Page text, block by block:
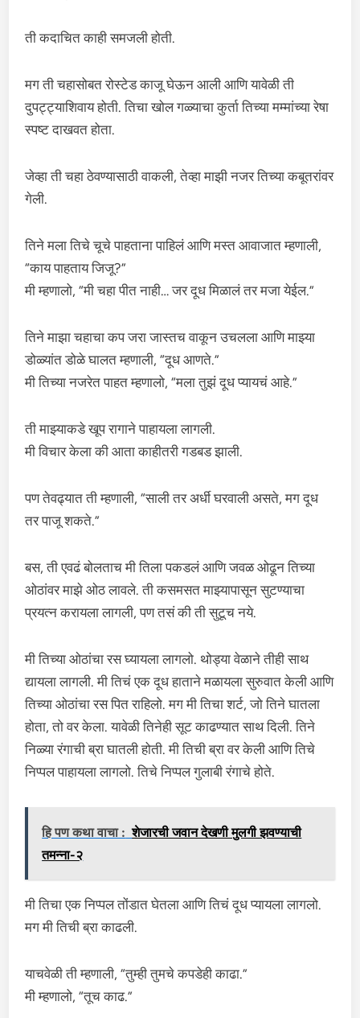
ती कदाचित काही समजली होती.
मग ती चहासोबत रोस्टेड काजू घेऊन आली आणि यावेळी ती
दुपट्ट्याशिवाय होती. तिचा खोल गळ्याचा कुर्ता तिच्या मम्मांच्या रेषा
स्पष्ट दाखवत होता.
जेव्हा ती चहा ठेवण्यासाठी वाकली, तेव्हा माझी नजर तिच्या कबूतरांवर
गेली.
तिने मला तिचे चूचे पाहताना पाहिलं आणि मस्त आवाजात म्हणाली,
“काय पाहताय जिजू?”
मी म्हणालो, “मी चहा पीत नाही… जर दूध मिळालं तर मजा येईल.”
तिने माझा चहाचा कप जरा जास्तच वाकून उचलला आणि माझ्या
डोळ्यांत डोळे घालत म्हणाली, “दूध आणते.”
मी तिच्या नजरेत पाहत म्हणालो, “मला तुझं दूध प्यायचं आहे.”
ती माझ्याकडे खूप रागाने पाहायला लागली.
मी विचार केला की आता काहीतरी गडबड झाली.
पण तेवढ्यात ती म्हणाली, “साली तर अर्धी घरवाली असते, मग दूध
तर पाजू शकते.”
बस, ती एवढं बोलताच मी तिला पकडलं आणि जवळ ओढून तिच्या
ओठांवर माझे ओठ लावले. ती कसमसत माझ्यापासून सुटण्याचा
प्रयत्न करायला लागली, पण तसं की ती सुटूच नये.
मी तिच्या ओठांचा रस घ्यायला लागलो. थोड्या वेळाने तीही साथ
द्यायला लागली. मी तिचं एक दूध हाताने मळायला सुरुवात केली आणि
तिच्या ओठांचा रस पित राहिलो. मग मी तिचा शर्ट, जो तिने घातला
होता, तो वर केला. यावेळी तिनेही सूट काढण्यात साथ दिली. तिने
निळ्या रंगाची ब्रा घातली होती. मी तिची ब्रा वर केली आणि तिचे
निप्पल पाहायला लागलो. तिचे निप्पल गुलाबी रंगाचे होते.
हि पण कथा वाचा : शेजारची जवान देखणी मुलगी झवण्याची
तमन्ना-२
मी तिचा एक निप्पल तोंडात घेतला आणि तिचं दूध प्यायला लागलो.
मग मी तिची ब्रा काढली.
याचवेळी ती म्हणाली, “तुम्ही तुमचे कपडेही काढा.”
मी म्हणालो, “तूच काढ.”